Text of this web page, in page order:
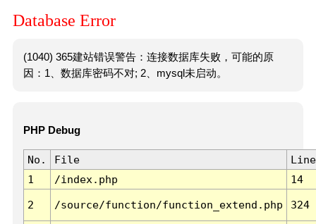
Database Error
(1040) 365建站错误警告：连接数据库失败，可能的原
因：1、数据库密码不对; 2、mysql未启动。
PHP Debug
No. File
Line
1
/index.php 14
2 /source/function/function_extend.php 324